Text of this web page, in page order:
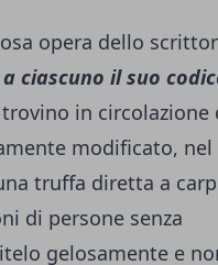
opera dello
a ciascuno il suo
in circolazione
modificato, nel
truffa diretta a
di persone senza
gelosamente e